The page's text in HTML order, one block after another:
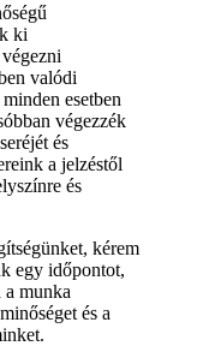
ki
valódi
esetben
végezzék
és
a jelzéstől
és
kérem
egy időpontot,
munka
és a